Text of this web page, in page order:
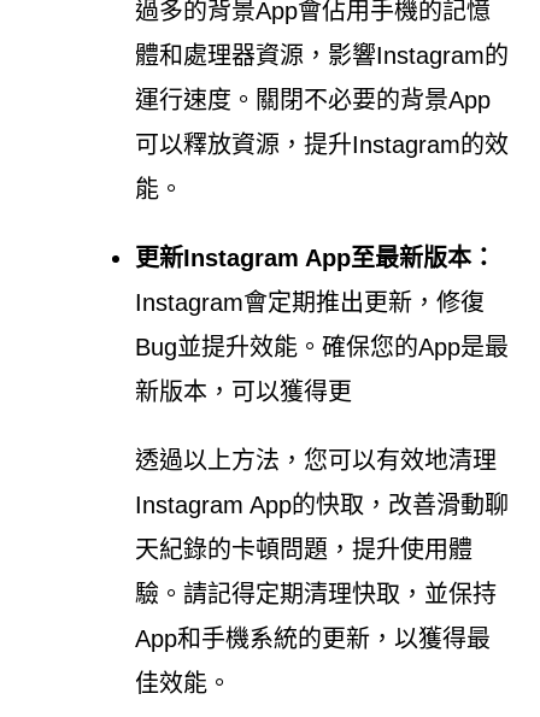
過多的背景App會佔用手機的記憶
體和處理器資源，影響Instagram的
運行速度。關閉不必要的背景App
可以釋放資源，提升Instagram的效
能。
更新Instagram App至最新版本：
Instagram會定期推出更新，修復
Bug並提升效能。確保您的App是最
新版本，可以獲得更
透過以上方法，您可以有效地清理
Instagram App的快取，改善滑動聊
天紀錄的卡頓問題，提升使用體
驗。請記得定期清理快取，並保持
App和手機系統的更新，以獲得最
佳效能。